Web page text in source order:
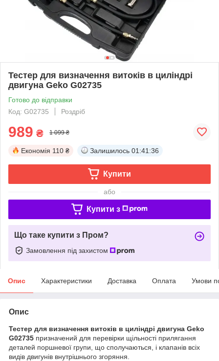
Тестер для визначення витоків в циліндрі
двигуна Geko G02735
Готово до відправки
Код: G02735
Роздріб
989 ₴ 1 099 ₴
Економія 110 ₴ Залишилось 01:41:36
Купити
або
Купити з
Що таке купити з Пром?
Замовлення під захистом
Опис Характеристики Доставка Оплата Умови
Опис
Тестер для визначення витоків в циліндрі двигуна Geko
G02735 призначений для перевірки щільності прилягання
деталей поршневої групи, що сполучаються, і клапанів всіх
видів двигунів внутрішнього згоряння.